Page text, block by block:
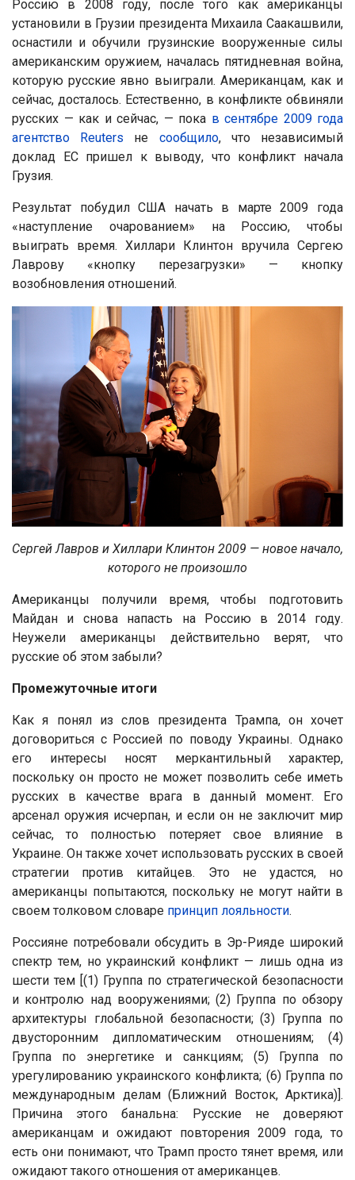
Россию в 2008 году, после того как американцы
установили в Грузии президента Михаила Саакашвили,
оснастили и обучили грузинские вооруженные силы
американским оружием, началась пятидневная война,
которую русские явно выиграли. Американцам, как и
сейчас, досталось. Естественно, в конфликте обвиняли
русских — как и сейчас, — пока в сентябре 2009 года
агентство Reuters не сообщило, что независимый
доклад ЕС пришел к выводу, что конфликт начала
Грузия.
Результат побудил США начать в марте 2009 года
«наступление очарованием» на Россию, чтобы
выиграть время. Хиллари Клинтон вручила Сергею
Лаврову «кнопку перезагрузки» — кнопку
возобновления отношений.
Сергей Лавров и Хиллари Клинтон 2009 — новое начало,
которого не произошло
Американцы получили время, чтобы подготовить
Майдан и снова напасть на Россию в 2014 году.
Неужели американцы действительно верят, что
русские об этом забыли?
Промежуточные итоги
Как я понял из слов президента Трампа, он хочет
договориться с Россией по поводу Украины. Однако
его интересы носят меркантильный характер,
поскольку он просто не может позволить себе иметь
русских в качестве врага в данный момент. Его
арсенал оружия исчерпан, и если он не заключит мир
сейчас, то полностью потеряет свое влияние в
Украине. Он также хочет использовать русских в своей
стратегии против китайцев. Это не удастся, но
американцы попытаются, поскольку не могут найти в
своем толковом словаре принцип лояльности.
Россияне потребовали обсудить в Эр-Рияде широкий
спектр тем, но украинский конфликт — лишь одна из
шести тем [(1) Группа по стратегической безопасности
и контролю над вооружениями; (2) Группа по обзору
архитектуры глобальной безопасности; (3) Группа по
двусторонним дипломатическим отношениям; (4)
Группа по энергетике и санкциям; (5) Группа по
урегулированию украинского конфликта; (6) Группа по
международным делам (Ближний Восток, Арктика)].
Причина этого банальна: Русские не доверяют
американцам и ожидают повторения 2009 года, то
есть они понимают, что Трамп просто тянет время, или
ожидают такого отношения от американцев.